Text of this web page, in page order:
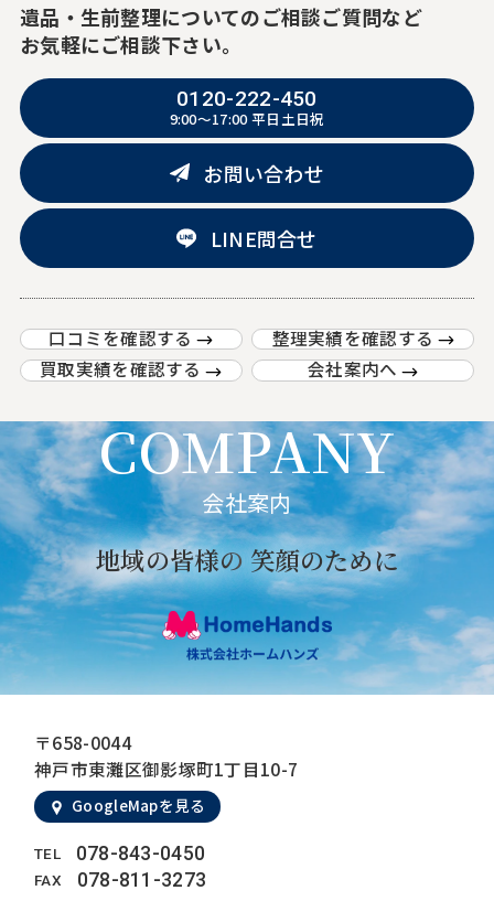
遺品・生前整理についてのご相談ご質問など
お気軽にご相談下さい。
0120-222-450
9:00～17:00平日土日祝
お問い合わせ
LINE問合せ
口コミを確認する
整理実績を確認する
買取実績を確認する
会社案内へ
COMPANY
会社案内
地域の皆様の笑顔のために
〒658-0044
神戸市東灘区御影塚町1丁目10-7
GoogleMapを見る
TEL 078-843-0450
FAX 078-811-3273